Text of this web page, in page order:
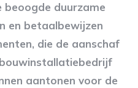
duurzame
en betaalbewijzen
die de aanschaf
aantonen voor de